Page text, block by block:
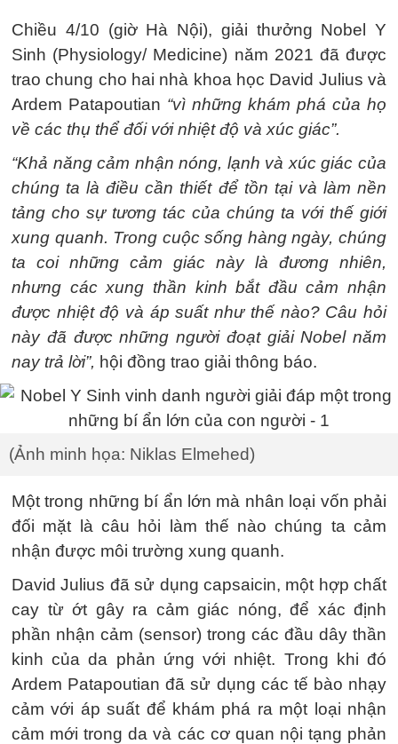
Chiều 4/10 (giờ Hà Nội), giải thưởng Nobel Y
Sinh (Physiology/ Medicine) năm 2021 đã được
trao chung cho hai nhà khoa học David Julius và
Ardem Patapoutian “vì những khám phá của họ
về các thụ thể đối với nhiệt độ và xúc giác”.
“Khả năng cảm nhận nóng, lạnh và xúc giác của
chúng ta là điều cần thiết để tồn tại và làm nền
tảng cho sự tương tác của chúng ta với thế giới
xung quanh. Trong cuộc sống hàng ngày, chúng
ta coi những cảm giác này là đương nhiên,
nhưng các xung thần kinh bắt đầu cảm nhận
được nhiệt độ và áp suất như thế nào? Câu hỏi
này đã được những người đoạt giải Nobel năm
nay trả lời”, hội đồng trao giải thông báo.
(Ảnh minh họa: Niklas Elmehed)
Một trong những bí ẩn lớn mà nhân loại vốn phải
đối mặt là câu hỏi làm thế nào chúng ta cảm
nhận được môi trường xung quanh.
David Julius đã sử dụng capsaicin, một hợp chất
cay từ ớt gây ra cảm giác nóng, để xác định
phần nhận cảm (sensor) trong các đầu dây thần
kinh của da phản ứng với nhiệt. Trong khi đó
Ardem Patapoutian đã sử dụng các tế bào nhạy
cảm với áp suất để khám phá ra một loại nhận
cảm mới trong da và các cơ quan nội tạng phản